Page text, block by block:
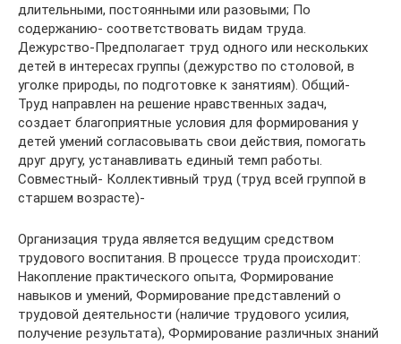
длительными, постоянными или разовыми; По
содержанию- соответствовать видам труда.
Дежурство-Предполагает труд одного или нескольких
детей в интересах группы (дежурство по столовой, в
уголке природы, по подготовке к занятиям). Общий-
Труд направлен на решение нравственных задач,
создает благоприятные условия для формирования у
детей умений согласовывать свои действия, помогать
друг другу, устанавливать единый темп работы.
Совместный- Коллективный труд (труд всей группой в
старшем возрасте)-
Организация труда является ведущим средством
трудового воспитания. В процессе труда происходит:
Накопление практического опыта, Формирование
навыков и умений, Формирование представлений о
трудовой деятельности (наличие трудового усилия,
получение результата), Формирование различных знаний